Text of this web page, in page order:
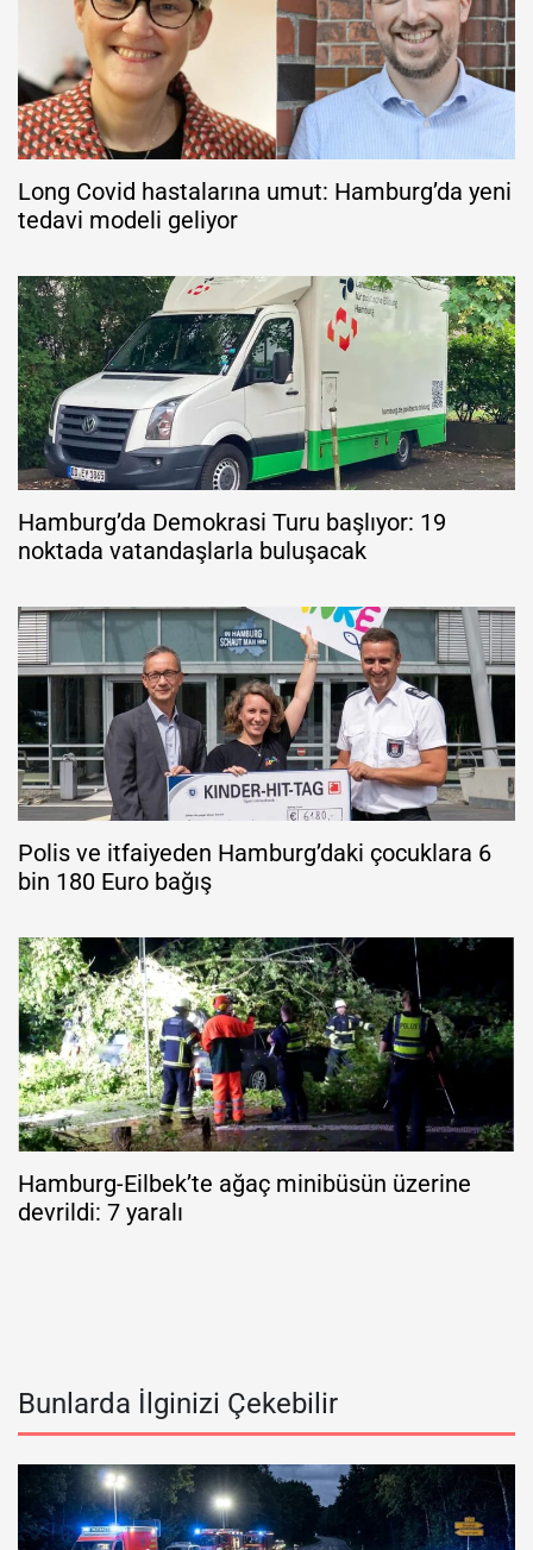
Long Covid hastalarına umut: Hamburg’da yeni
tedavi modeli geliyor
Hamburg’da Demokrasi Turu başlıyor: 19
noktada vatandaşlarla buluşacak
Polis ve itfaiyeden Hamburg’daki çocuklara 6
bin 180 Euro bağış
Hamburg-Eilbek’te ağaç minibüsün üzerine
devrildi: 7 yaralı
Bunlarda İlginizi Çekebilir